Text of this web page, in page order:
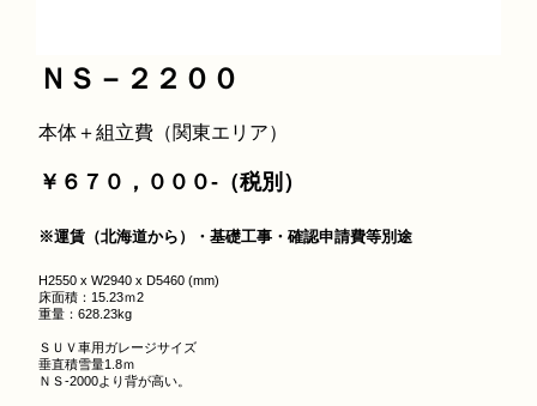
ＮＳ－２２００
本体＋組立費（関東エリア）
￥６７０，０００‐（税別）
※運賃（北海道から）・基礎工事・確認申請費等別途
H2550 x W2940 x D5460 (mm)
床面積：15.23ｍ2
重量：628.23kg
ＳＵＶ車用ガレージサイズ
垂直積雪量1.8ｍ
ＮＳ-2000より背が高い。